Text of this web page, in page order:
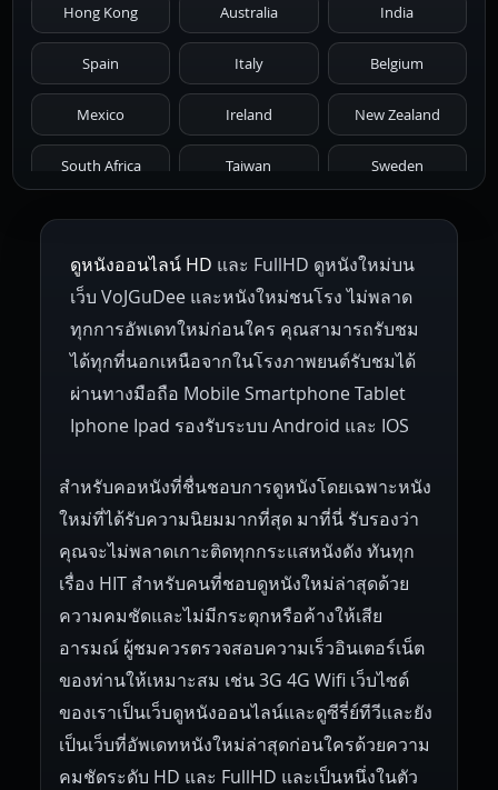
1971 1970 1969 1968 1967
1966 1965 1964 1963 1962
1959 1955
1945 1942 1941 1940 1939
1937 1930
Hong Kong Australia India
Spain Italy Belgium
Mexico Ireland New Zealand
South Africa Taiwan Sweden
Netherlands Russia Poland
Hungary Denmark Bulgaria
Czech Republic Brazil Turkey
ดูหนังออนไลน์ HD และ FullHD ดูหนังใหม่บน
เว็บ VoJGuDee และหนังใหม่ชนโรง ไม่พลาด
ทุกการอัพเดทใหม่ก่อนใคร คุณสามารถรับชม
ได้ทุกที่นอกเหนือจากในโรงภาพยนต์รับชมได้
ผ่านทางมือถือ Mobile Smartphone Tablet
Iphone Ipad รองรับระบบ Android และ IOS
สำหรับคอหนังที่ชื่นชอบการดูหนังโดยเฉพาะหนัง
ใหม่ที่ได้รับความนิยมมากที่สุด มาที่นี่ รับรองว่า
คุณจะไม่พลาดเกาะติดทุกกระแสหนังดัง ทันทุก
เรื่อง HIT สำหรับคนที่ชอบดูหนังใหม่ล่าสุดด้วย
ความคมชัดและไม่มีกระตุกหรือค้างให้เสีย
อารมณ์ ผู้ชมควรตรวจสอบความเร็วอินเตอร์เน็ต
ของท่านให้เหมาะสม เช่น 3G 4G Wifi เว็บไซต์
ของเราเป็นเว็บดูหนังออนไลน์และดูซีรี่ย์ทีวีและยัง
เป็นเว็บที่อัพเดทหนังใหม่ล่าสุดก่อนใครด้วยความ
คมชัดระดับ HD และ FullHD และเป็นหนึ่งในตัว